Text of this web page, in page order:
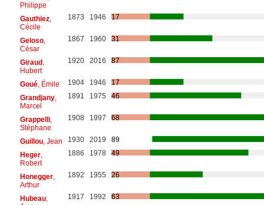
Philippe
Gauthiez,
Cécile
1873 1946 17
Geloso,
César
1867 1960 31
Giraud,
Hubert
1920 2016 87
Goué, Émile 1904 1946
17
Grandjany,
Marcel
1891 1975 46
Grappelli,
Stéphane
1908 1997 68
Guillou, Jean 1930 2019
89
Heger,
Robert
1886 1978 49
Honegger,
Arthur
1892 1955 26
Hubeau,
1917 1992 63